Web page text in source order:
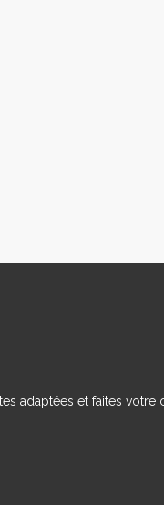
adaptées et faites votre